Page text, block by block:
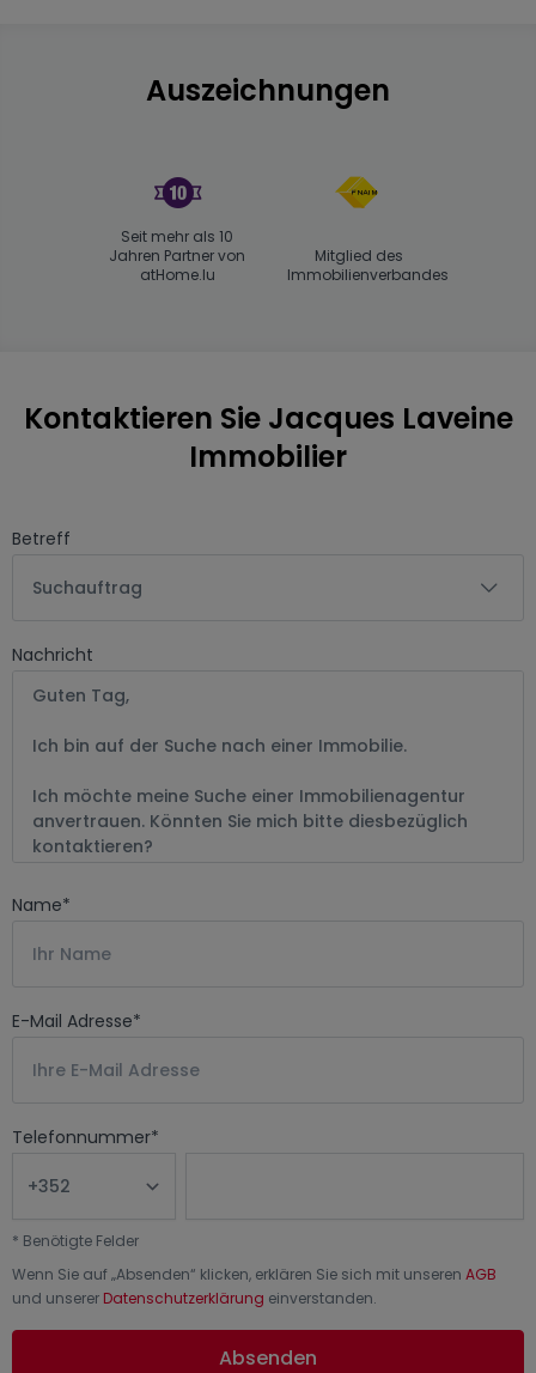
Auszeichnungen
Seit mehr als 10
Jahren Partner von
atHome.lu
Mitglied des
Immobilienverbandes
Kontaktieren Sie Jacques Laveine
Immobilier
Betreff
Suchauftrag
Nachricht
Name*
E-Mail Adresse*
Telefonnummer*
* Benötigte Felder
Wenn Sie auf „Absenden“ klicken, erklären Sie sich mit unseren AGB
und unserer Datenschutzerklärung einverstanden.
Absenden